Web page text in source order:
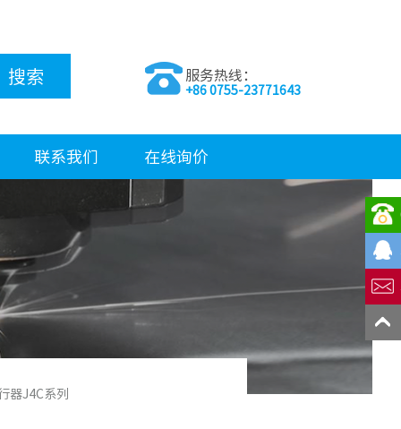
搜索 服务热线：
+86 0755-23771643
联系我们 在线询价
器J4C系列